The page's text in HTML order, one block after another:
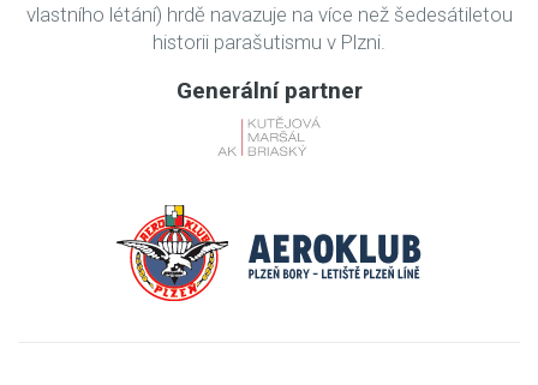
vlastního létání) hrdě navazuje na více než šedesátiletou
historii parašutismu v Plzni.
Generální partner